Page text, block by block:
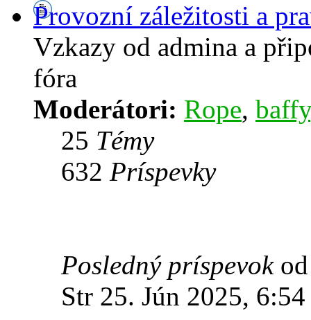
Provozní záležitosti a
Vzkazy od admina a
fóra
Moderátori: Rope, baffy
25 Témy
632 Príspevky
Posledný príspevok
Str 25. Jún 2025, 6:54